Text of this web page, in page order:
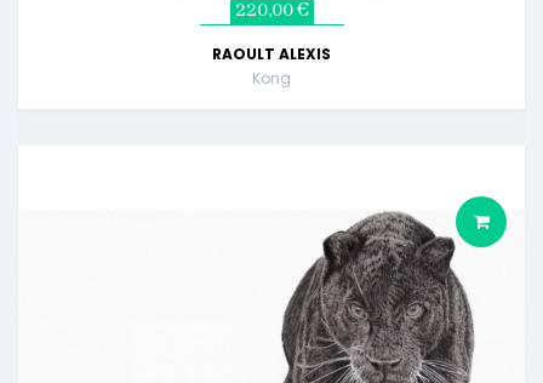
220,00 €
RAOULT ALEXIS
Kong